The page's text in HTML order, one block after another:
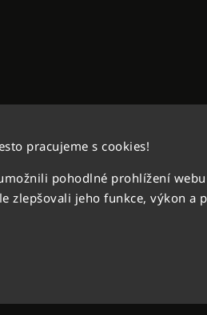
pracujeme s cookies!
pohodlné prohlížení
zlepšovali jeho funkce, výkon a